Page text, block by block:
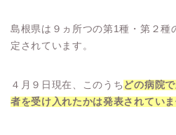
島根県は９ヵ所つの第1種・第２種
定されています。
４月９日現在、このうち どの病院
者を受け入れたかは発表されていま